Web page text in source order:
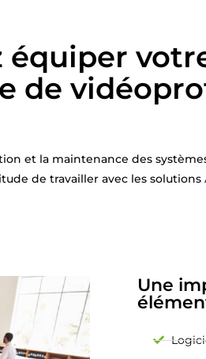
équiper
de
et la maintenance des
de travailler avec les solutions
Une